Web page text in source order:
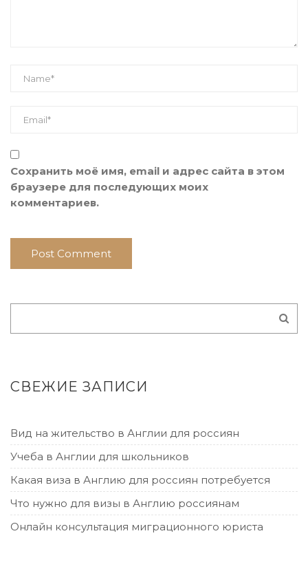
Сохранить моё имя, email и адрес сайта в этом
браузере для последующих моих
комментариев.
СВЕЖИЕ ЗАПИСИ
Вид на жительство в Англии для россиян
Учеба в Англии для школьников
Какая виза в Англию для россиян потребуется
Что нужно для визы в Англию россиянам
Онлайн консультация миграционного юриста